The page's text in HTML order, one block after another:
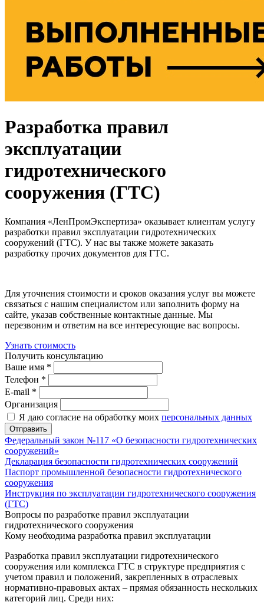
Разработка правил
эксплуатации
гидротехнического
сооружения (ГТС)
Компания «ЛенПромЭкспертиза» оказывает клиентам услугу
разработки правил эксплуатации гидротехнических
сооружений (ГТС). У нас вы также можете заказать
разработку прочих документов для ГТС.
Для уточнения стоимости и сроков оказания услуг вы можете
связаться с нашим специалистом или заполнить форму на
сайте, указав собственные контактные данные. Мы
перезвоним и ответим на все интересующие вас вопросы.
Узнать стоимость
Получить консультацию
Ваше имя *
Телефон *
E-mail *
Организация
Я даю согласие на обработку моих персональных данных
Отправить
Федеральный закон №117 «О безопасности гидротехнических
сооружений»
Декларация безопасности гидротехнических сооружений
Паспорт промышленной безопасности гидротехнического
сооружения
Инструкция по эксплуатации гидротехнического сооружения
(ГТС)
Вопросы по разработке правил эксплуатации
гидротехнического сооружения
Кому необходима разработка правил эксплуатации
Разработка правил эксплуатации гидротехнического
сооружения или комплекса ГТС в структуре предприятия с
учетом правил и положений, закрепленных в отраслевых
нормативно-правовых актах – прямая обязанность нескольких
категорий лиц. Среди них: